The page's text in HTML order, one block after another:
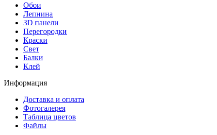
Обои
Лепнина
3D панели
Перегородки
Краски
Свет
Балки
Клей
Информация
Доставка и оплата
Фотогалерея
Таблица цветов
Файлы